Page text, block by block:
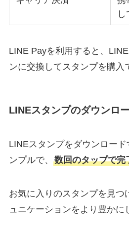
LINE Payを利用すると、
ンに交換してスタンプを購入
LINEスタンプのダウンロ
LINEスタンプをダウンロー
ンプルで、 数回のタップで完
お気に入りのスタンプを見つ
ュニケーションをより豊かに